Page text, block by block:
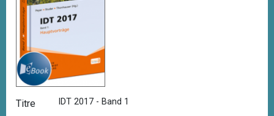
Titre IDT 2017 - Band 1